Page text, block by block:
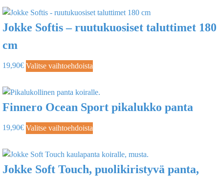
Jokke Softis – ruutukuosiset taluttimet 180
cm
19,90€ Valitse vaihtoehdoista
Finnero Ocean Sport pikalukko panta
19,90€ Valitse vaihtoehdoista
Jokke Soft Touch, puolikiristyvä panta,